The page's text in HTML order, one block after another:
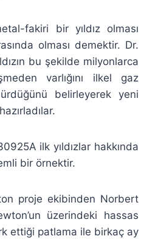
fakiri bir yıldız olması
olması demektir. Dr.
bu şekilde milyonlarca
varlığını ilkel gaz
belirleyerek yeni
ilk yıldızlar hakkında
bir örnektir.
proje ekibinden Norbert
üzerindeki hassas
ettiği patlama ile birkaç ay